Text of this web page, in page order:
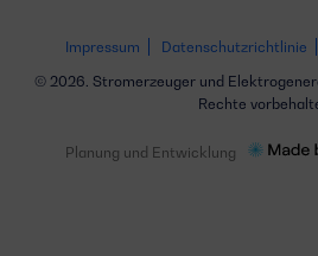
Impressum Datenschutzrichtlinie
© 2026. Stromerzeuger und
Rechte
Planung und Entwicklung